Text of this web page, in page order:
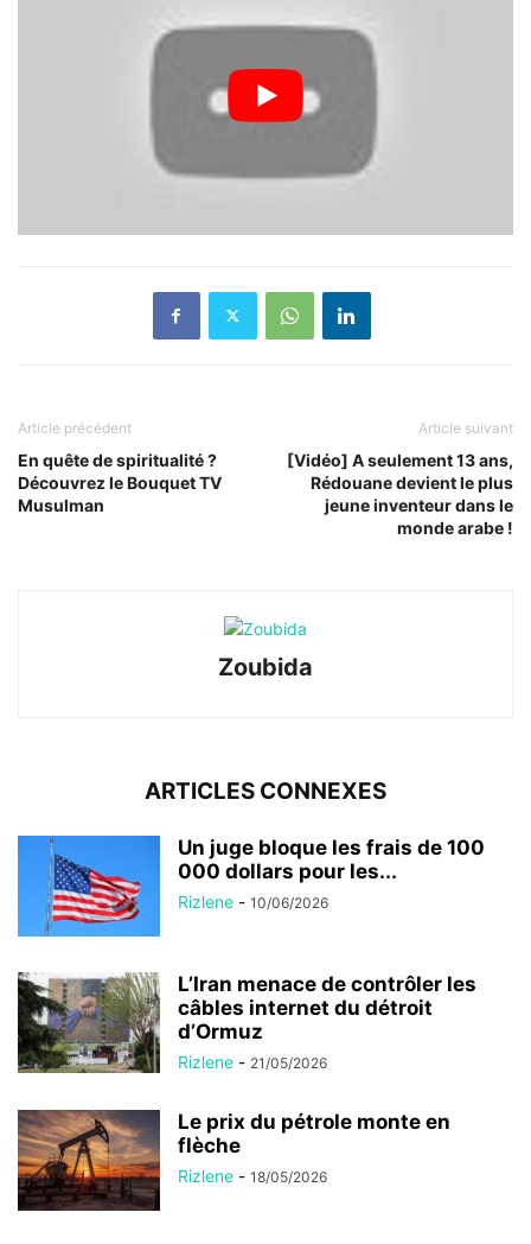
Article précédent
En quête de spiritualité ?
Découvrez le Bouquet TV
Musulman
Article suivant
[Vidéo] A seulement 13 ans,
Rédouane devient le plus
jeune inventeur dans le
monde arabe !
Zoubida
ARTICLES CONNEXES
Un juge bloque les frais de 100
000 dollars pour les...
Rizlene - 10/06/2026
L’Iran menace de contrôler les
câbles internet du détroit
d’Ormuz
Rizlene - 21/05/2026
Le prix du pétrole monte en
flèche
Rizlene - 18/05/2026